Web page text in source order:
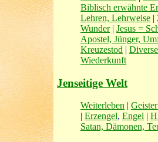
Biblisch erwähnte
Lehren, Lehrweise |
Wunder| Jesus =
Apostel, Jünger,
Kreuzestod |
Wiederkunft
Jenseitige Welt
Weiterleben |
| Erzengel, Engel |
Satan, Dämonen,